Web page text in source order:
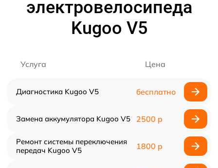
электровелосипеда
Kugoo V5
Услуга Цена
Диагностика Kugoo V5 бесплатно
Замена аккумулятора Kugoo V5 2500 р
Ремонт системы переключения
передач Kugoo V5
1800 р